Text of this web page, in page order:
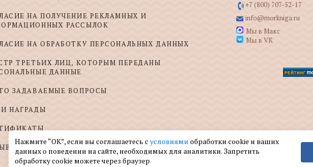
НА ПОЛУЧЕНИЕ РЕКЛАМНЫХ И
РАССЫЛОК
НА ОБРАБОТКУ ПЕРСОНАЛЬНЫХ ДАННЫХ
ТРЕТЬИХ ЛИЦ, КОТОРЫМ ПЕРЕДАНЫ
ДАННЫЕ
ЗАДАВАЕМЫЕ ВОПРОСЫ
НАГРАДЫ
И ПОЖЕЛАНИЯ
+7 (800) 707-52-17
info@morkniga.ru
Мы в Макс
Мы в VK
Нажмите “ОК”, если вы соглашаетесь с условиями обработки cookie и ваших
данных о поведении на сайте, необходимых для аналитики. Запретить
обработку cookie можете через браузер